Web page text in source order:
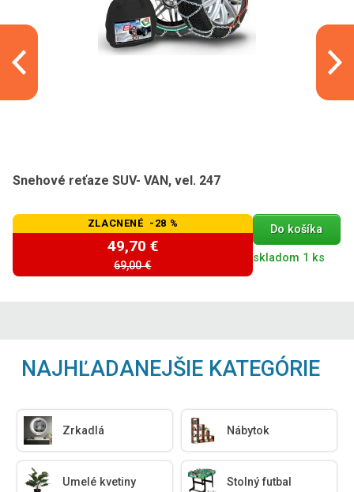
Snehové reťaze SUV- VAN, vel. 247
ZLACNENÉ -28 %
49,70 €
69,00 €
Do košíka
skladom 1 ks
NAJHĽADANEJŠIE KATEGÓRIE
Zrkadlá Nábytok
Umelé kvetiny Stolný futbal